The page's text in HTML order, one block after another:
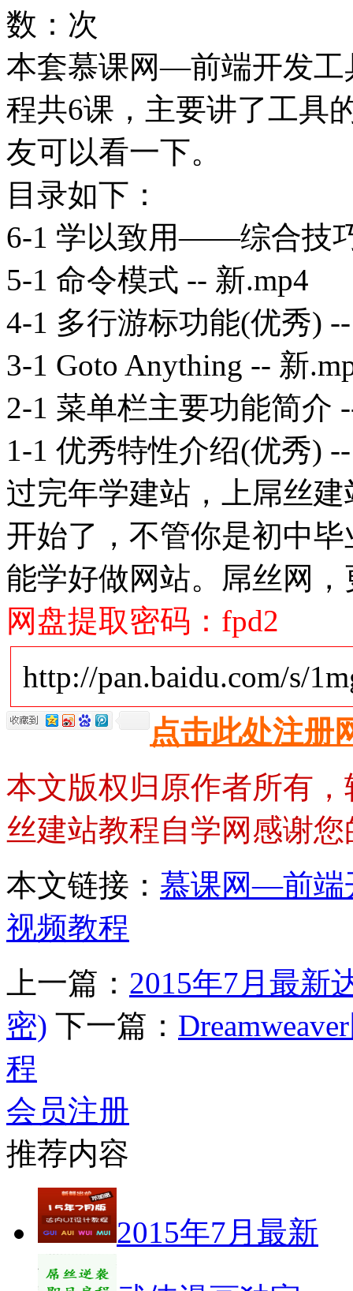
数： 次
本套慕课网—前端开发工
程共6课，主要讲了工具
友可以看一下。
目录如下：
6-1 学以致用——综合技
5-1 命令模式 -- 新.mp4
4-1 多行游标功能(优秀)
3-1 Goto Anything -- 新
2-1 菜单栏主要功能简介
1-1 优秀特性介绍(优秀)
过完年学建站，上屌丝
开始了，不管你是初中
能学好做网站。屌丝网
网盘提取密码：fpd2
http://pan.baidu.com/s/
点击此处注册
本文版权归原作者所有
丝建站教程自学网感谢
本文链接： 慕课网—前端
视频教程
上一篇： 2015年7月最新
密) 下一篇：
程
会员注册
推荐内容
2015年7月最新